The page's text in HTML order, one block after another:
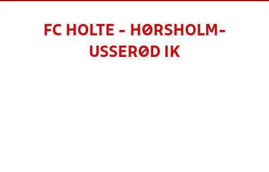
FC HOLTE - HØRSHOLM-
USSERØD IK